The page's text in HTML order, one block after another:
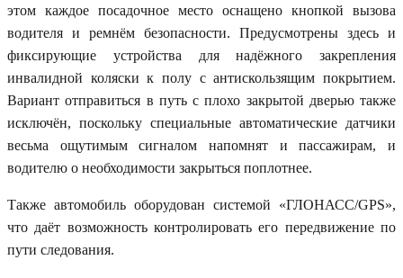
этом каждое посадочное место оснащено кнопкой вызова
водителя и ремнём безопасности. Предусмотрены здесь и
фиксирующие устройства для надёжного закрепления
инвалидной коляски к полу с антискользящим покрытием.
Вариант отправиться в путь с плохо закрытой дверью также
исключён, поскольку специальные автоматические датчики
весьма ощутимым сигналом напомнят и пассажирам, и
водителю о необходимости закрыться поплотнее.
Также автомобиль оборудован системой «ГЛОНАСС/GPS»,
что даёт возможность контролировать его передвижение по
пути следования.